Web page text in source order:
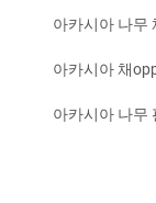
아카시아 나무
아카시아 채
아카시아 나무